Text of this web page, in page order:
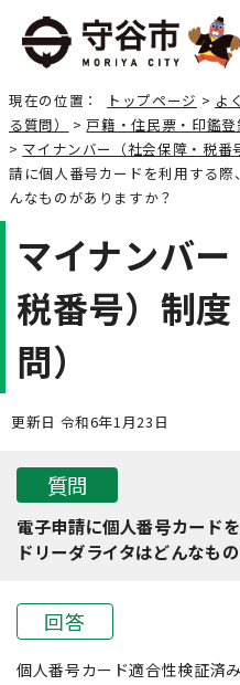
現在の位置： トップページ > よ
る質問）
> 戸籍・住民票・印鑑登
> マイナンバー（社会保障・税番
請に個人番号カードを利用する
んなものがありますか？
マイナンバ
税番号）制
問）
更新日 令和6年1月23日
質問
電子申請に個人番号カード
ドリーダライタはどんなも
回答
個人番号カード適合性検証済